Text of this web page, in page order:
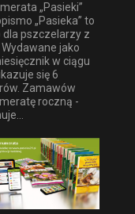
„Pasieki”
„Pasieka” to
dla pszczelarzy z
jako
w ciągu
się 6
Zamawów
roczną -